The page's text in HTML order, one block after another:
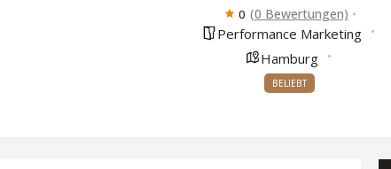
0 (0 Bewertungen)
Performance Marketing
Hamburg
BELIEBT